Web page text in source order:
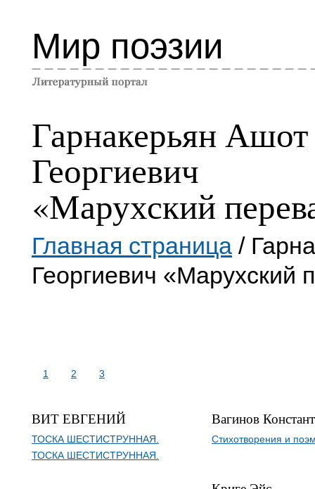
Мир поэзии
Гарнакерьян Ашот
Георгиевич
«Марухский
Главная страница /
Георгиевич «Марухский
1 2 3
ВИТ ЕВГЕНИЙ
ТОСКА ШЕСТИСТРУННАЯ.
ТОСКА ШЕСТИСТРУННАЯ.
Вагинов
Стихотворения и